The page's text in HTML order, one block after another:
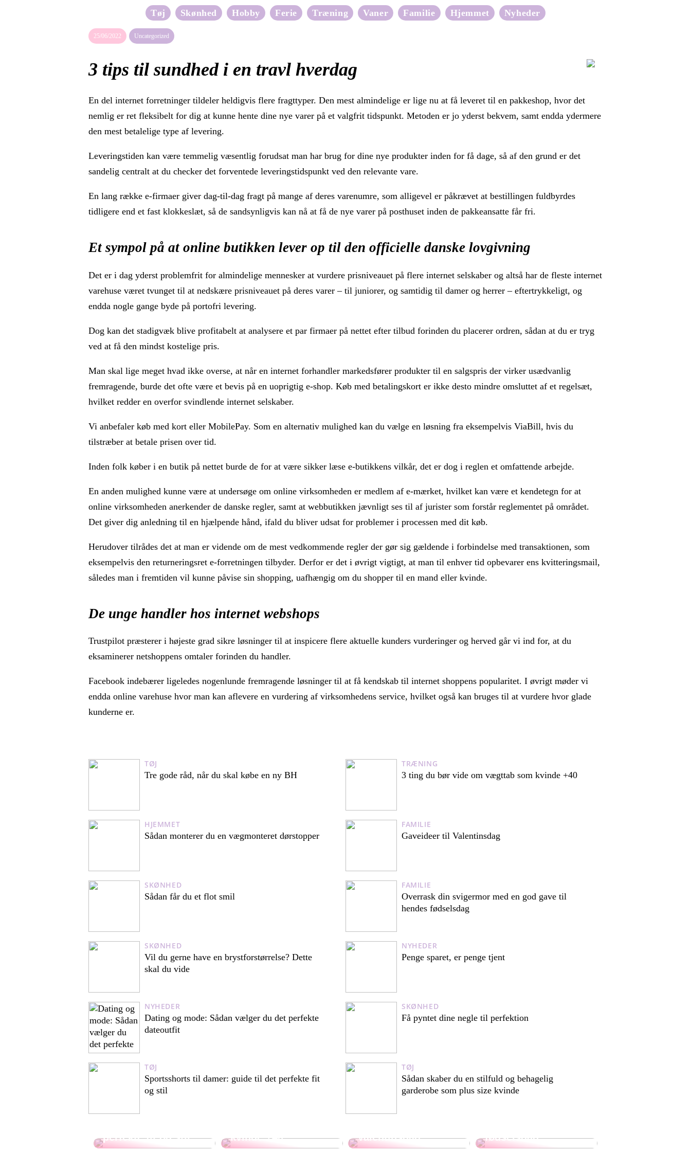
Tøj Skønhed Hobby Ferie Træning Vaner Familie Hjemmet Nyheder
25/06/2022 Uncategorized
3 tips til sundhed i en travl hverdag
En del internet forretninger tildeler heldigvis flere fragttyper. Den mest almindelige er lige nu at få leveret til en pakkeshop, hvor det
nemlig er ret fleksibelt for dig at kunne hente dine nye varer på et valgfrit tidspunkt. Metoden er jo yderst bekvem, samt endda ydermere
den mest betalelige type af levering.
Leveringstiden kan være temmelig væsentlig forudsat man har brug for dine nye produkter inden for få dage, så af den grund er det
sandelig centralt at du checker det forventede leveringstidspunkt ved den relevante vare.
En lang række e-firmaer giver dag-til-dag fragt på mange af deres varenumre, som alligevel er påkrævet at bestillingen fuldbyrdes
tidligere end et fast klokkeslæt, så de sandsynligvis kan nå at få de nye varer på posthuset inden de pakkeansatte får fri.
Et sympol på at online butikken lever op til den officielle danske lovgivning
Det er i dag yderst problemfrit for almindelige mennesker at vurdere prisniveauet på flere internet selskaber og altså har de fleste internet
varehuse været tvunget til at nedskære prisniveauet på deres varer – til juniorer, og samtidig til damer og herrer – eftertrykkeligt, og
endda nogle gange byde på portofri levering.
Dog kan det stadigvæk blive profitabelt at analysere et par firmaer på nettet efter tilbud forinden du placerer ordren, sådan at du er tryg
ved at få den mindst kostelige pris.
Man skal lige meget hvad ikke overse, at når en internet forhandler markedsfører produkter til en salgspris der virker usædvanlig
fremragende, burde det ofte være et bevis på en uoprigtig e-shop. Køb med betalingskort er ikke desto mindre omsluttet af et regelsæt,
hvilket redder en overfor svindlende internet selskaber.
Vi anbefaler køb med kort eller MobilePay. Som en alternativ mulighed kan du vælge en løsning fra eksempelvis ViaBill, hvis du
tilstræber at betale prisen over tid.
Inden folk køber i en butik på nettet burde de for at være sikker læse e-butikkens vilkår, det er dog i reglen et omfattende arbejde.
En anden mulighed kunne være at undersøge om online virksomheden er medlem af e-mærket, hvilket kan være et kendetegn for at
online virksomheden anerkender de danske regler, samt at webbutikken jævnligt ses til af jurister som forstår reglementet på området.
Det giver dig anledning til en hjælpende hånd, ifald du bliver udsat for problemer i processen med dit køb.
Herudover tilrådes det at man er vidende om de mest vedkommende regler der gør sig gældende i forbindelse med transaktionen, som
eksempelvis den returneringsret e-forretningen tilbyder. Derfor er det i øvrigt vigtigt, at man til enhver tid opbevarer ens kvitteringsmail,
således man i fremtiden vil kunne påvise sin shopping, uafhængig om du shopper til en mand eller kvinde.
De unge handler hos internet webshops
Trustpilot præsterer i højeste grad sikre løsninger til at inspicere flere aktuelle kunders vurderinger og herved går vi ind for, at du
eksaminerer netshoppens omtaler forinden du handler.
Facebook indebærer ligeledes nogenlunde fremragende løsninger til at få kendskab til internet shoppens popularitet. I øvrigt møder vi
endda online varehuse hvor man kan aflevere en vurdering af virksomhedens service, hvilket også kan bruges til at vurdere hvor glade
kunderne er.
TØJ
Tre gode råd, når du skal købe en ny BH
HJEMMET
Sådan monterer du en vægmonteret dørstopper
SKØNHED
Sådan får du et flot smil
SKØNHED
Vil du gerne have en brystforstørrelse? Dette
skal du vide
NYHEDER
Dating og mode: Sådan vælger du det perfekte
dateoutfit
TØJ
Sportsshorts til damer: guide til det perfekte fit
og stil
TRÆNING
3 ting du bør vide om vægttab som kvinde +40
FAMILIE
Gaveideer til Valentinsdag
FAMILIE
Overrask din svigermor med en god gave til
hendes fødselsdag
NYHEDER
Penge sparet, er penge tjent
SKØNHED
Få pyntet dine negle til perfektion
TØJ
Sådan skaber du en stilfuld og behagelig
garderobe som plus size kvinde
Sportsshorts til
perfekte fit og stil
kvinde +40
Valentinsdag
fødselsdag